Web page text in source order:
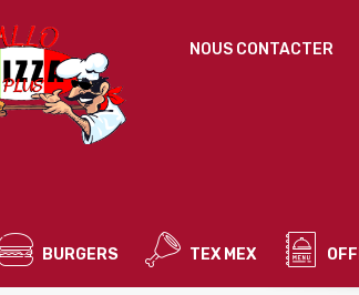
NOUS CONTACTER
Vos
BURGERS TEX MEX